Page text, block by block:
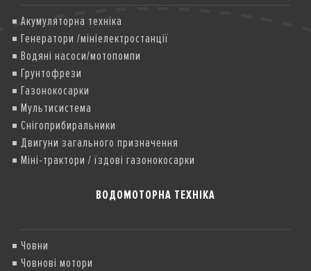
Акумуляторна техніка
Генератори /мініелектростанції
Водяні насоси/мотопомпи
Грунтофрези
Газонокосарки
Мультисистема
Снігоприбиральники
Двигуни загального призначення
Міні-трактори / їздові газонокосарки
ВОДОМОТОРНА ТЕХНІКА
Човни
Човнові мотори